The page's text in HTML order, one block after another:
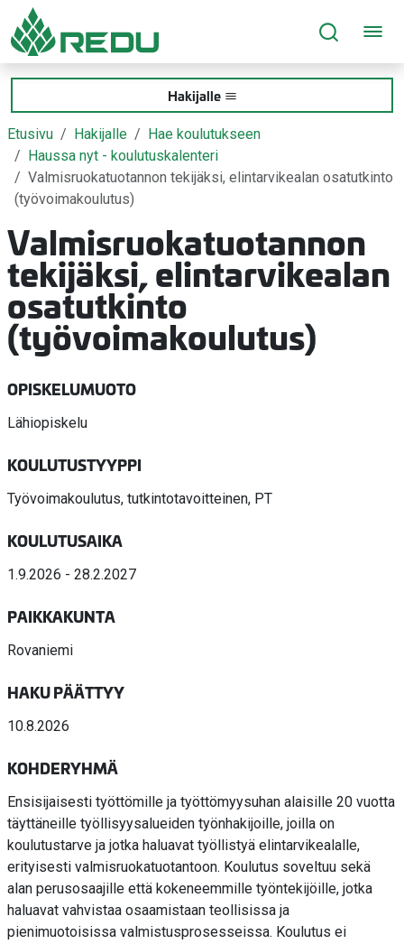
Siirry sivusisältöön
Hakijalle
Etusivu Hakijalle
Hae koulutukseen
Haussa nyt - koulutuskalenteri
Valmisruokatuotannon tekijäksi, elintarvikealan osatutkinto
(työvoimakoulutus)
Valmisruokatuotannon
tekijäksi, elintarvikealan
osatutkinto
(työvoimakoulutus)
OPISKELUMUOTO
Lähiopiskelu
KOULUTUSTYYPPI
Työvoimakoulutus, tutkintotavoitteinen, PT
KOULUTUSAIKA
1.9.2026 - 28.2.2027
PAIKKAKUNTA
Rovaniemi
HAKU PÄÄTTYY
10.8.2026
KOHDERYHMÄ
Ensisijaisesti työttömille ja työttömyysuhan alaisille 20 vuotta
täyttäneille työllisyysalueiden työnhakijoille, joilla on
koulutustarve ja jotka haluavat työllistyä elintarvikealalle,
erityisesti valmisruokatuotantoon. Koulutus soveltuu sekä
alan perusosaajille että kokeneemmille työntekijöille, jotka
haluavat vahvistaa osaamistaan teollisissa ja
pienimuotoisissa valmistusprosesseissa. Koulutus ei